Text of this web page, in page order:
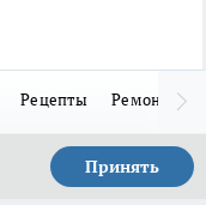
Рецепты Ремонт
Принять